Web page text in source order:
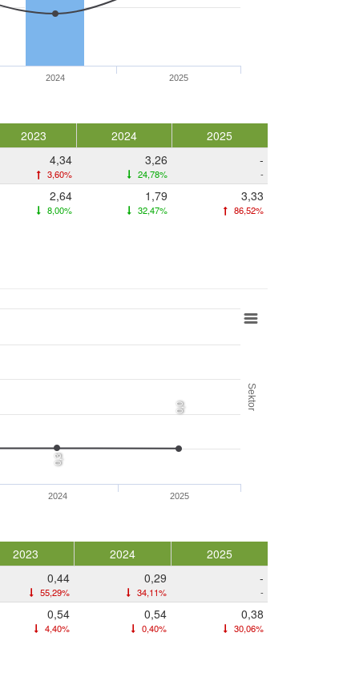
2024 2025
2023 2024
2025
4,34
3,60%
3,26
24,78%
-
-
2,64
8,00%
1,79
32,47%
3,33
86,52%
Sektor
0,3
0,0
2024 2025
2023 2024
2025
0,44
55,29%
0,29
34,11%
-
-
0,54
4,40%
0,54
0,40%
0,38
30,06%